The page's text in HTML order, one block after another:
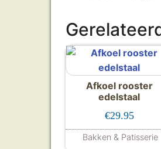
Afkoel rooster
edelstaal
€29.95
Bakken & Patisserie